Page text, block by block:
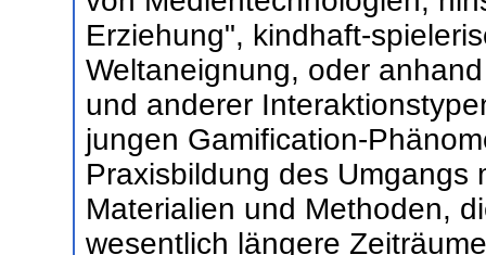
Erziehung", kindhaft-
Weltaneignung, oder
und anderer
jungen Gamification-
Praxisbildung des Umgangs
Materialien und Methoden,
wesentlich längere